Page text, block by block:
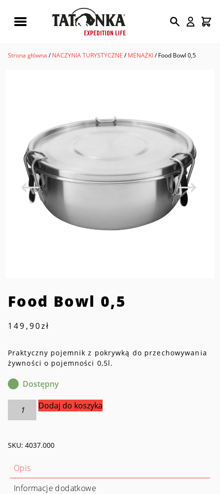
produktów
Strona główna /NACZYNIA TURYSTYCZNE /MENAŻKI/ Food Bowl 0,5
Food Bowl 0,5
149,90zł
Praktyczny pojemnik z pokrywką do przechowywania
żywności o pojemności 0,5l.
Dostępny
Food
Dodaj do koszyka
SKU: 4037.000
Opis
Informacje dodatkowe